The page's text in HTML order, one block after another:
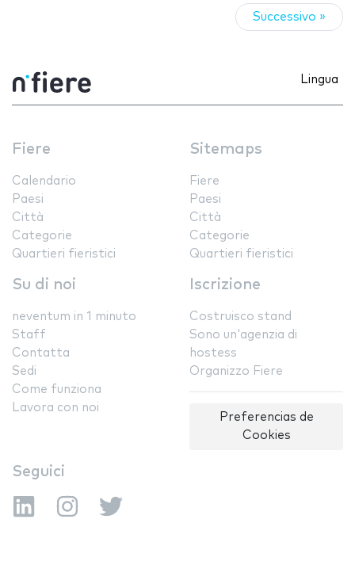
Successivo »
Lingua
Fiere
Calendario
Paesi
Città
Categorie
Quartieri fieristici
Sitemaps
Fiere
Paesi
Città
Categorie
Quartieri fieristici
Su di noi
neventum in 1 minuto
Staff
Contatta
Sedi
Come funziona
Lavora con noi
Iscrizione
Costruisco stand
Sono un'agenzia di
hostess
Organizzo Fiere
Preferencias de
Cookies
Seguici